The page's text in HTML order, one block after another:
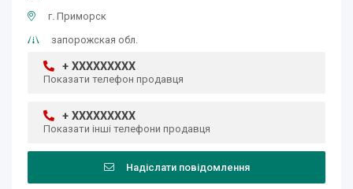
г. Приморск
запорожская обл.
+ XXXXXXXXX
Показати телефон продавця
+ XXXXXXXXX
Показати інші телефони продавця
Надіслати повідомлення